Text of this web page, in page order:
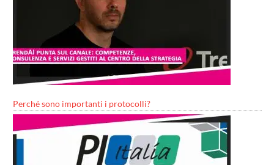
Perché sono importanti i protocolli?